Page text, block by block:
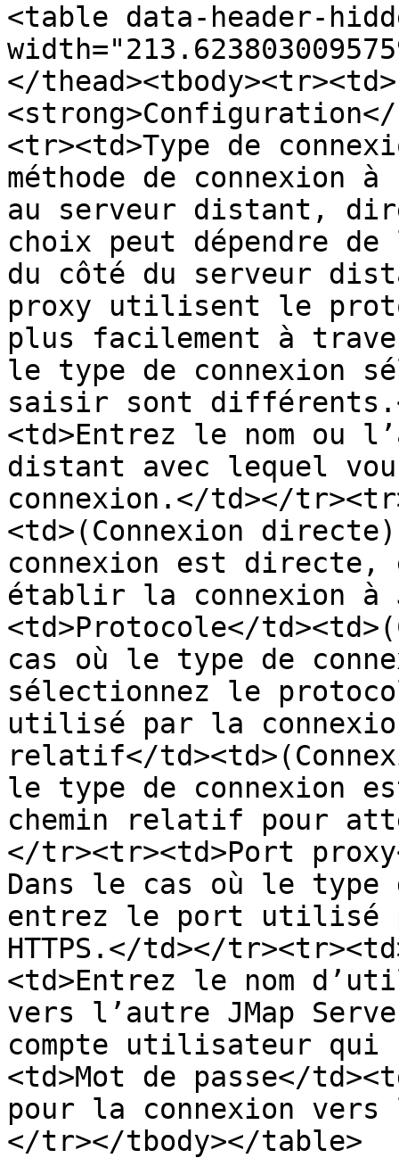
<table data-header-
</thead><tbody><tr><td>
<tr><td>Type de
méthode de connexion
au serveur distant,
choix peut dépendre
du côté du serveur
proxy utilisent le
plus facilement à
le type de connexion
saisir sont
<td>Entrez le nom ou
distant avec lequel
connexion.</td></
<td>(Connexion
connexion est
établir la connexion à
<td>Protocole</
cas où le type de
sélectionnez le
utilisé par la
relatif</
le type de connexion
chemin relatif pour
</tr><tr><td>Port
Dans le cas où le type
entrez le port utilisé
HTTPS.</td></
<td>Entrez le nom
vers l’autre JMap
compte utilisateur qui
<td>Mot de passe</
pour la connexion vers
</tr></tbody></table>